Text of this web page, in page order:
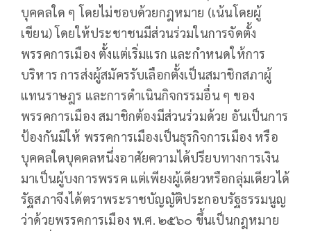
บุคคลใด ๆ โดยไม่ชอบด้วยกฎหมาย (เน้นโดยผู้
เขียน) โดยให้ประชาชนมีส่วนร่วมในการจัดตั้ง
พรรคการเมือง ตั้งแต่เริ่มแรก และกำหนดให้การ
บริหาร การส่งผู้สมัครรับเลือกตั้งเป็นสมาชิกสภาผู้
แทนราษฎร และการดำเนินกิจกรรมอื่น ๆ ของ
พรรคการเมือง สมาชิกต้องมีส่วนร่วมด้วย อันเป็นการ
ป้องกันมิให้ พรรคการเมืองเป็นธุรกิจการเมือง หรือ
บุคคลใดบุคคลหนึ่งอาศัยความได้ปรียบทางการเงิน
มาเป็นผู้บงการพรรค แต่เพียงผู้เดียวหรือกลุ่มเดียวได้
รัฐสภาจึงได้ตราพระราชบัญญัติประกอบรัฐธรรมนูญ
ว่าด้วยพรรคการเมือง พ.ศ. ๒๕๖๐ ขึ้นเป็นกฎหมาย